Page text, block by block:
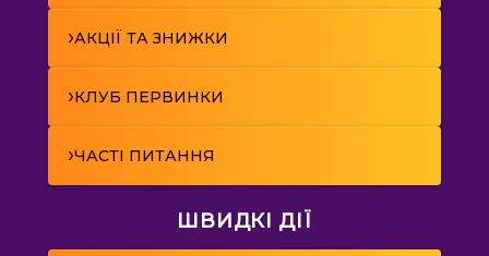
›АКЦІЇ ТА ЗНИЖКИ
›КЛУБ ПЕРВИНКИ
›ЧАСТІ ПИТАННЯ
ШВИДКІ ДІЇ